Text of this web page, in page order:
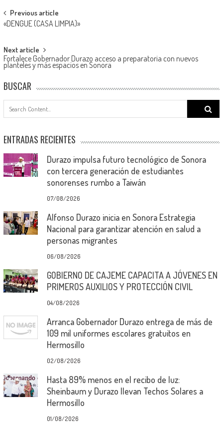
Post
navigation
Previous article
«DENGUE (CASA LIMPIA)»
Next article
Fortalece Gobernador Durazo acceso a preparatoria con nuevos
planteles y más espacios en Sonora
BUSCAR
Search
for:
ENTRADAS RECIENTES
Durazo impulsa futuro tecnológico de Sonora
con tercera generación de estudiantes
sonorenses rumbo a Taiwán
07/08/2026
Alfonso Durazo inicia en Sonora Estrategia
Nacional para garantizar atención en salud a
personas migrantes
06/08/2026
GOBIERNO DE CAJEME CAPACITA A JÓVENES EN
PRIMEROS AUXILIOS Y PROTECCIÓN CIVIL
04/08/2026
Arranca Gobernador Durazo entrega de más de
109 mil uniformes escolares gratuitos en
Hermosillo
02/08/2026
Hasta 89% menos en el recibo de luz:
Sheinbaum y Durazo llevan Techos Solares a
Hermosillo
01/08/2026